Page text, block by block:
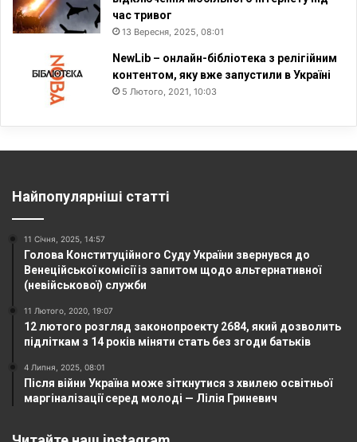
час тривог
13 Вересня, 2025, 08:01
NewLib – онлайн-бібліотека з релігійним
контентом, яку вже запустили в Україні
5 Лютого, 2021, 10:03
Найпопулярніші статті
11 Січня, 2025, 14:57
Голова Конституційного Суду України звернувся до
Венеційської комісії із запитом щодо альтернативної
(невійськової) служби
11 Лютого, 2020, 19:07
12 лютого розгляд законопроекту 2684, який дозволить
підліткам з 14 років міняти стать без згоди батьків
4 Липня, 2025, 08:01
Після війни Україна може зіткнутися з хвилею освітньої
маргіналізації серед молоді — Лілія Гриневич